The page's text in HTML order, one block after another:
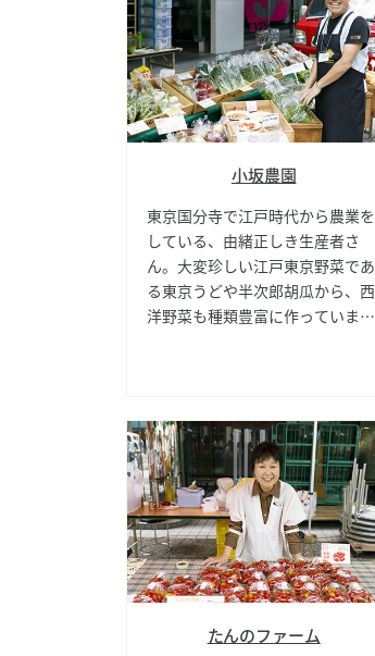
小坂農園
東京国分寺で江戸時代から農業を
している、由緒正しき生産者さ
ん。大変珍しい江戸東京野菜であ
る東京うどや半次郎胡瓜から、西
洋野菜も種類豊富に作っていま
たんのファーム